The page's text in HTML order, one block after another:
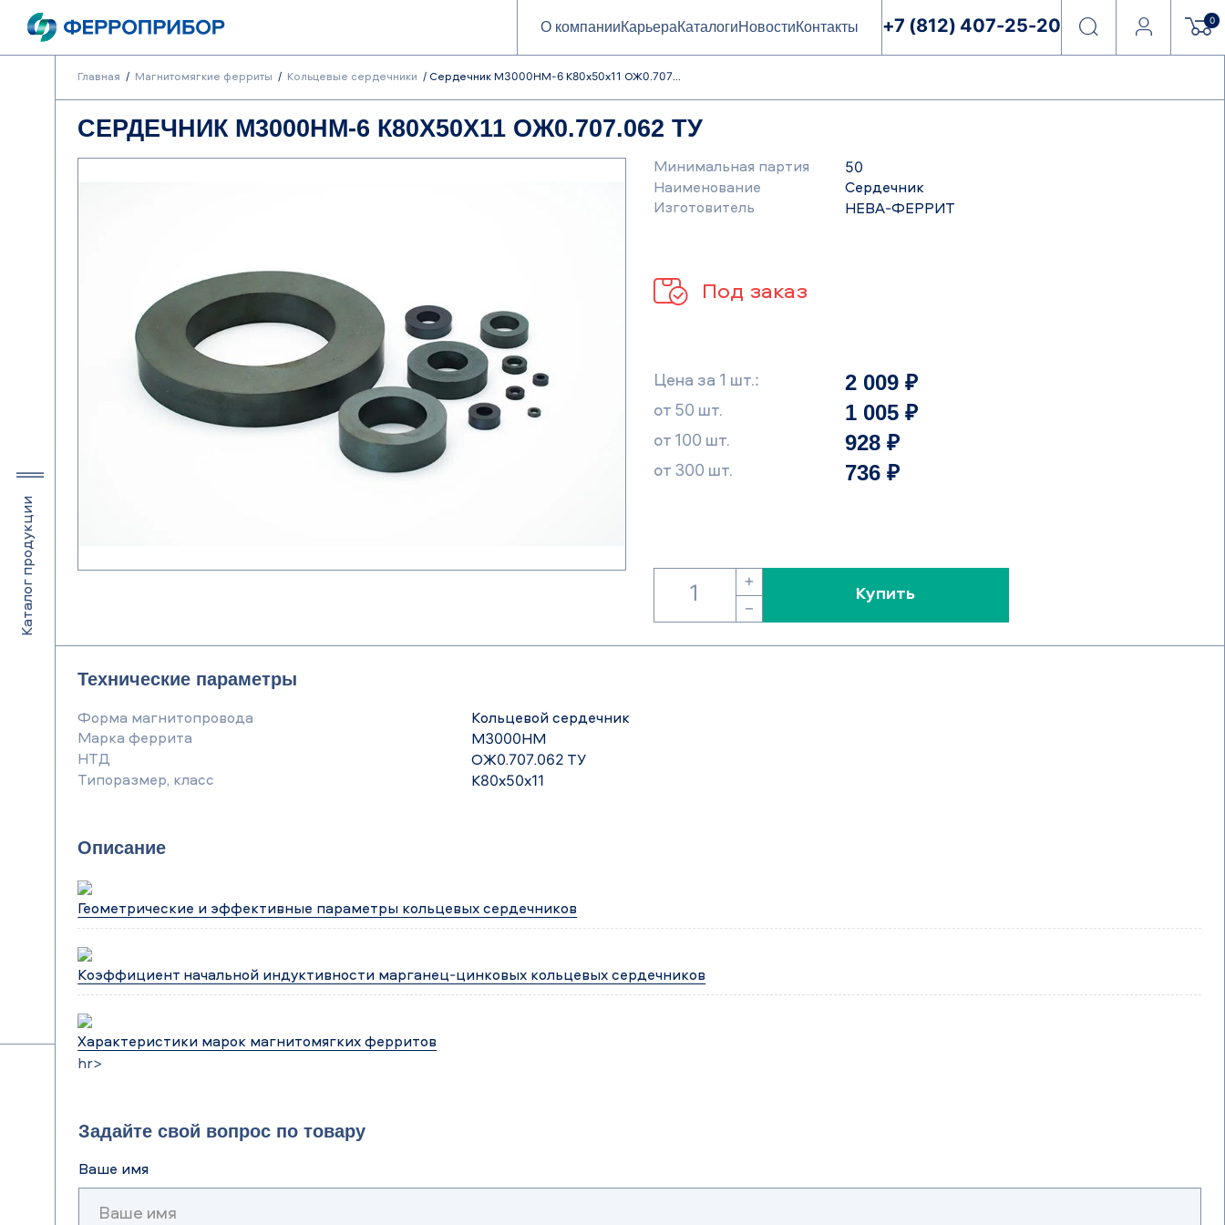
О компанииКарьераКаталогиНовостиКонтакты +7 (812) 407-25-20 0
Главная Магнитомягкие ферриты Кольцевые сердечники Сердечник М3000НМ-6 К80х50х11 ОЖ0.707...
СЕРДЕЧНИК М3000НМ-6 К80Х50Х11 ОЖ0.707.062 ТУ
Минимальная партия
50
Наименование
Сердечник
Изготовитель
НЕВА-ФЕРРИТ
Под заказ
Цена за 1 шт.: 2 009 ₽
от 50 шт. 1 005 ₽
от 100 шт. 928 ₽
от 300 шт. 736 ₽
−
+
Купить
Технические параметры
Форма магнитопровода
Кольцевой сердечник
Марка феррита
М3000НМ
НТД
ОЖ0.707.062 ТУ
Типоразмер, класс
К80х50х11
Описание
Геометрические и эффективные параметры кольцевых сердечников
Коэффициент начальной индуктивности марганец-цинковых кольцевых сердечников
Характеристики марок магнитомягких ферритов
hr>
Задайте свой вопрос по товару
Ваше имя
Каталог продукции